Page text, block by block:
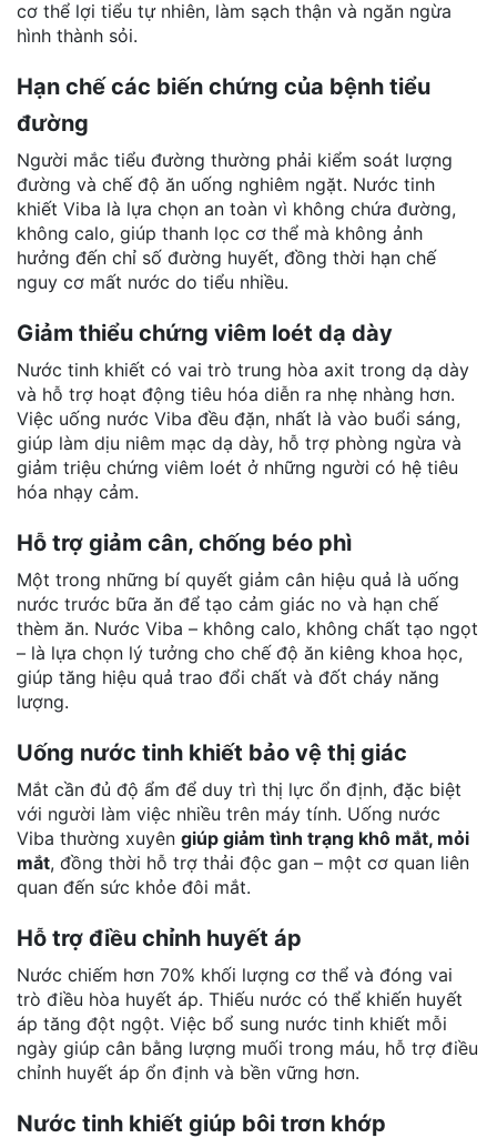
cơ thể lợi tiểu tự nhiên, làm sạch thận và ngăn ngừa
hình thành sỏi.
Hạn chế các biến chứng của bệnh tiểu
đường
Người mắc tiểu đường thường phải kiểm soát lượng
đường và chế độ ăn uống nghiêm ngặt. Nước tinh
khiết Viba là lựa chọn an toàn vì không chứa đường,
không calo, giúp thanh lọc cơ thể mà không ảnh
hưởng đến chỉ số đường huyết, đồng thời hạn chế
nguy cơ mất nước do tiểu nhiều.
Giảm thiểu chứng viêm loét dạ dày
Nước tinh khiết có vai trò trung hòa axit trong dạ dày
và hỗ trợ hoạt động tiêu hóa diễn ra nhẹ nhàng hơn.
Việc uống nước Viba đều đặn, nhất là vào buổi sáng,
giúp làm dịu niêm mạc dạ dày, hỗ trợ phòng ngừa và
giảm triệu chứng viêm loét ở những người có hệ tiêu
hóa nhạy cảm.
Hỗ trợ giảm cân, chống béo phì
Một trong những bí quyết giảm cân hiệu quả là uống
nước trước bữa ăn để tạo cảm giác no và hạn chế
thèm ăn. Nước Viba – không calo, không chất tạo ngọt
– là lựa chọn lý tưởng cho chế độ ăn kiêng khoa học,
giúp tăng hiệu quả trao đổi chất và đốt cháy năng
lượng.
Uống nước tinh khiết bảo vệ thị giác
Mắt cần đủ độ ẩm để duy trì thị lực ổn định, đặc biệt
với người làm việc nhiều trên máy tính. Uống nước
Viba thường xuyên giúp giảm tình trạng khô mắt, mỏi
mắt, đồng thời hỗ trợ thải độc gan – một cơ quan liên
quan đến sức khỏe đôi mắt.
Hỗ trợ điều chỉnh huyết áp
Nước chiếm hơn 70% khối lượng cơ thể và đóng vai
trò điều hòa huyết áp. Thiếu nước có thể khiến huyết
áp tăng đột ngột. Việc bổ sung nước tinh khiết mỗi
ngày giúp cân bằng lượng muối trong máu, hỗ trợ điều
chỉnh huyết áp ổn định và bền vững hơn.
Nước tinh khiết giúp bôi trơn khớp